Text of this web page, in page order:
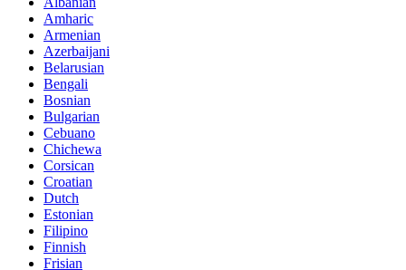
Amharic
Armenian
Azerbaijani
Belarusian
Bengali
Bosnian
Bulgarian
Cebuano
Chichewa
Corsican
Croatian
Dutch
Estonian
Filipino
Finnish
Frisian